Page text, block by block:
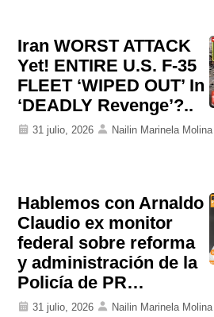
Iran WORST ATTACK
Yet! ENTIRE U.S. F-35
FLEET ‘WIPED OUT’ In
‘DEADLY Revenge’?..
31 julio, 2026 Nailin Marinela Molina
Hablemos con Arnaldo
Claudio ex monitor
federal sobre reforma
y administración de la
Policía de PR…
31 julio, 2026 Nailin Marinela Molina